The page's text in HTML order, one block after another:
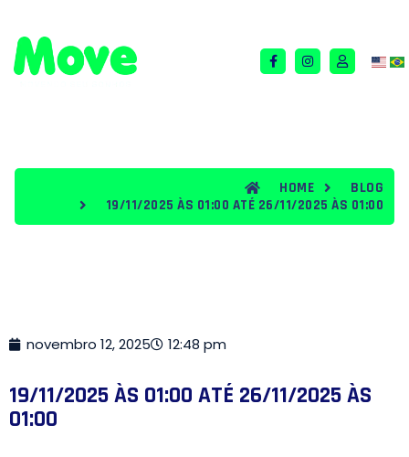
HOME
BLOG
19/11/2025 ÀS 01:00 ATÉ 26/11/2025 ÀS 01:00
novembro 12, 2025 12:48 pm
19/11/2025 ÀS 01:00 ATÉ 26/11/2025 ÀS
01:00